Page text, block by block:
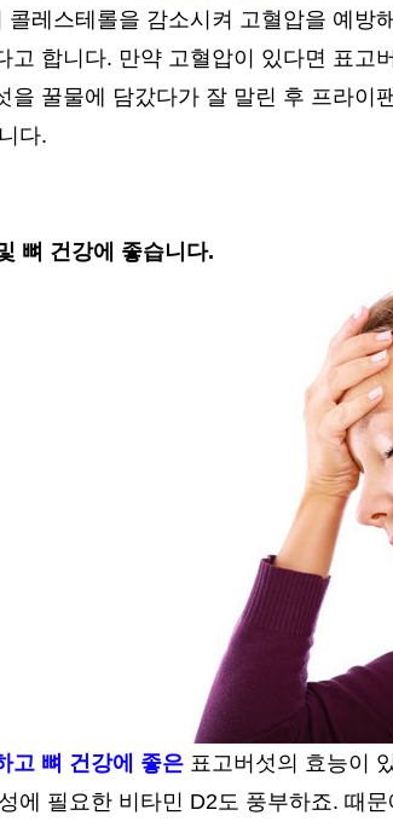
콜레스테롤을 감소시켜 고혈압을 예방
고 합니다. 만약 고혈압이 있다면 표고
을 꿀물에 담갔다가 잘 말린 후 프라이
다.
뼈 건강에 좋습니다.
고 뼈 건강에 좋은 표고버섯의 효능이
에 필요한 비타민 D2도 풍부하죠. 때